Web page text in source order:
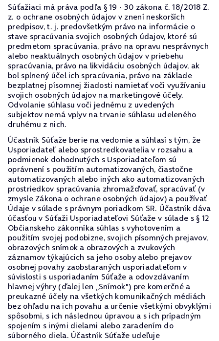
Súťažiaci má práva podľa § 19 - 30 zákona č. 18/2018 Z.
z. o ochrane osobných údajov v znení neskorších
predpisov, t. j. predovšetkým právo na informácie o
stave spracúvania svojich osobných údajov, ktoré sú
predmetom spracúvania, právo na opravu nesprávnych
alebo neaktuálnych osobných údajov v priebehu
spracúvania, právo na likvidáciu osobných údajov, ak
bol splnený účel ich spracúvania, právo na základe
bezplatnej písomnej žiadosti namietať voči využívaniu
svojich osobných údajov na marketingové účely.
Odvolanie súhlasu voči jednému z uvedených
subjektov nemá vplyv na trvanie súhlasu udeleného
druhému z nich.
Účastník Súťaže berie na vedomie a súhlasí s tým, že
Usporiadateľ alebo sprostredkovatelia v rozsahu a
podmienok dohodnutých s Usporiadateľom sú
oprávnení s použitím automatizovaných, čiastočne
automatizovaných alebo iných ako automatizovaných
prostriedkov spracúvania zhromažďovať, spracúvať (v
zmysle Zákona o ochrane osobných údajov) a používať
Údaje v súlade s právnym poriadkom SR. Účastník dáva
účasťou v Súťaži Usporiadateľovi Súťaže v súlade s § 12
Občianskeho zákonníka súhlas s vyhotovením a
použitím svojej podobizne, svojich písomných prejavov,
obrazových snímok a obrazových a zvukových
záznamov týkajúcich sa jeho osoby alebo prejavov
osobnej povahy zaobstaraných usporiadateľom v
súvislosti s usporiadaním Súťaže a odovzdávaním
hlavnej výhry (ďalej len „Snímok") pre komerčné a
preukazné účely na všetkých komunikačných médiách
bez ohľadu na ich povahu a určenie všetkými obvyklými
spôsobmi, s ich následnou úpravou a s ich prípadným
spojením s inými dielami alebo zaradením do
súborného diela. Účastník Súťaže udeľuje